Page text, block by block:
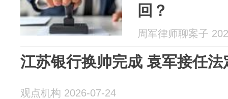
回？
周军律师聊案子
江苏银行换帅完成 袁军接任
观点机构 2026-07-24